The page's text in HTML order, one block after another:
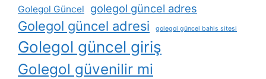
Golegol Güncel golegol güncel adres
Golegol güncel adresi golegol güncel bahis sitesi
Golegol güncel giriş
Golegol güvenilir mi